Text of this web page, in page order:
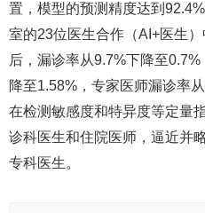
置，模型的预测精度达到
室的23位医生合作（AI+医生
后，漏诊率从9.7%下降至
降至1.58%，专家医师漏诊率
在检测敏感度和特异度等定量
诊科医生和住院医师，逼近并
专科医生。